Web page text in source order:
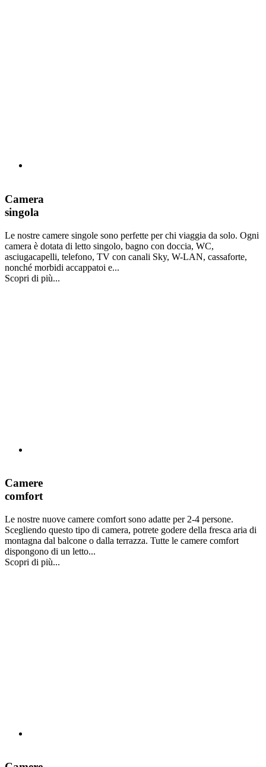
Camera
singola
Le nostre camere singole sono perfette per chi viaggia da solo. Ogni
camera è dotata di letto singolo, bagno con doccia, WC,
asciugacapelli, telefono, TV con canali Sky, W-LAN, cassaforte,
nonché morbidi accappatoi e...
Scopri di più...
Camere
comfort
Le nostre nuove camere comfort sono adatte per 2-4 persone.
Scegliendo questo tipo di camera, potrete godere della fresca aria di
montagna dal balcone o dalla terrazza. Tutte le camere comfort
dispongono di un letto...
Scopri di più...